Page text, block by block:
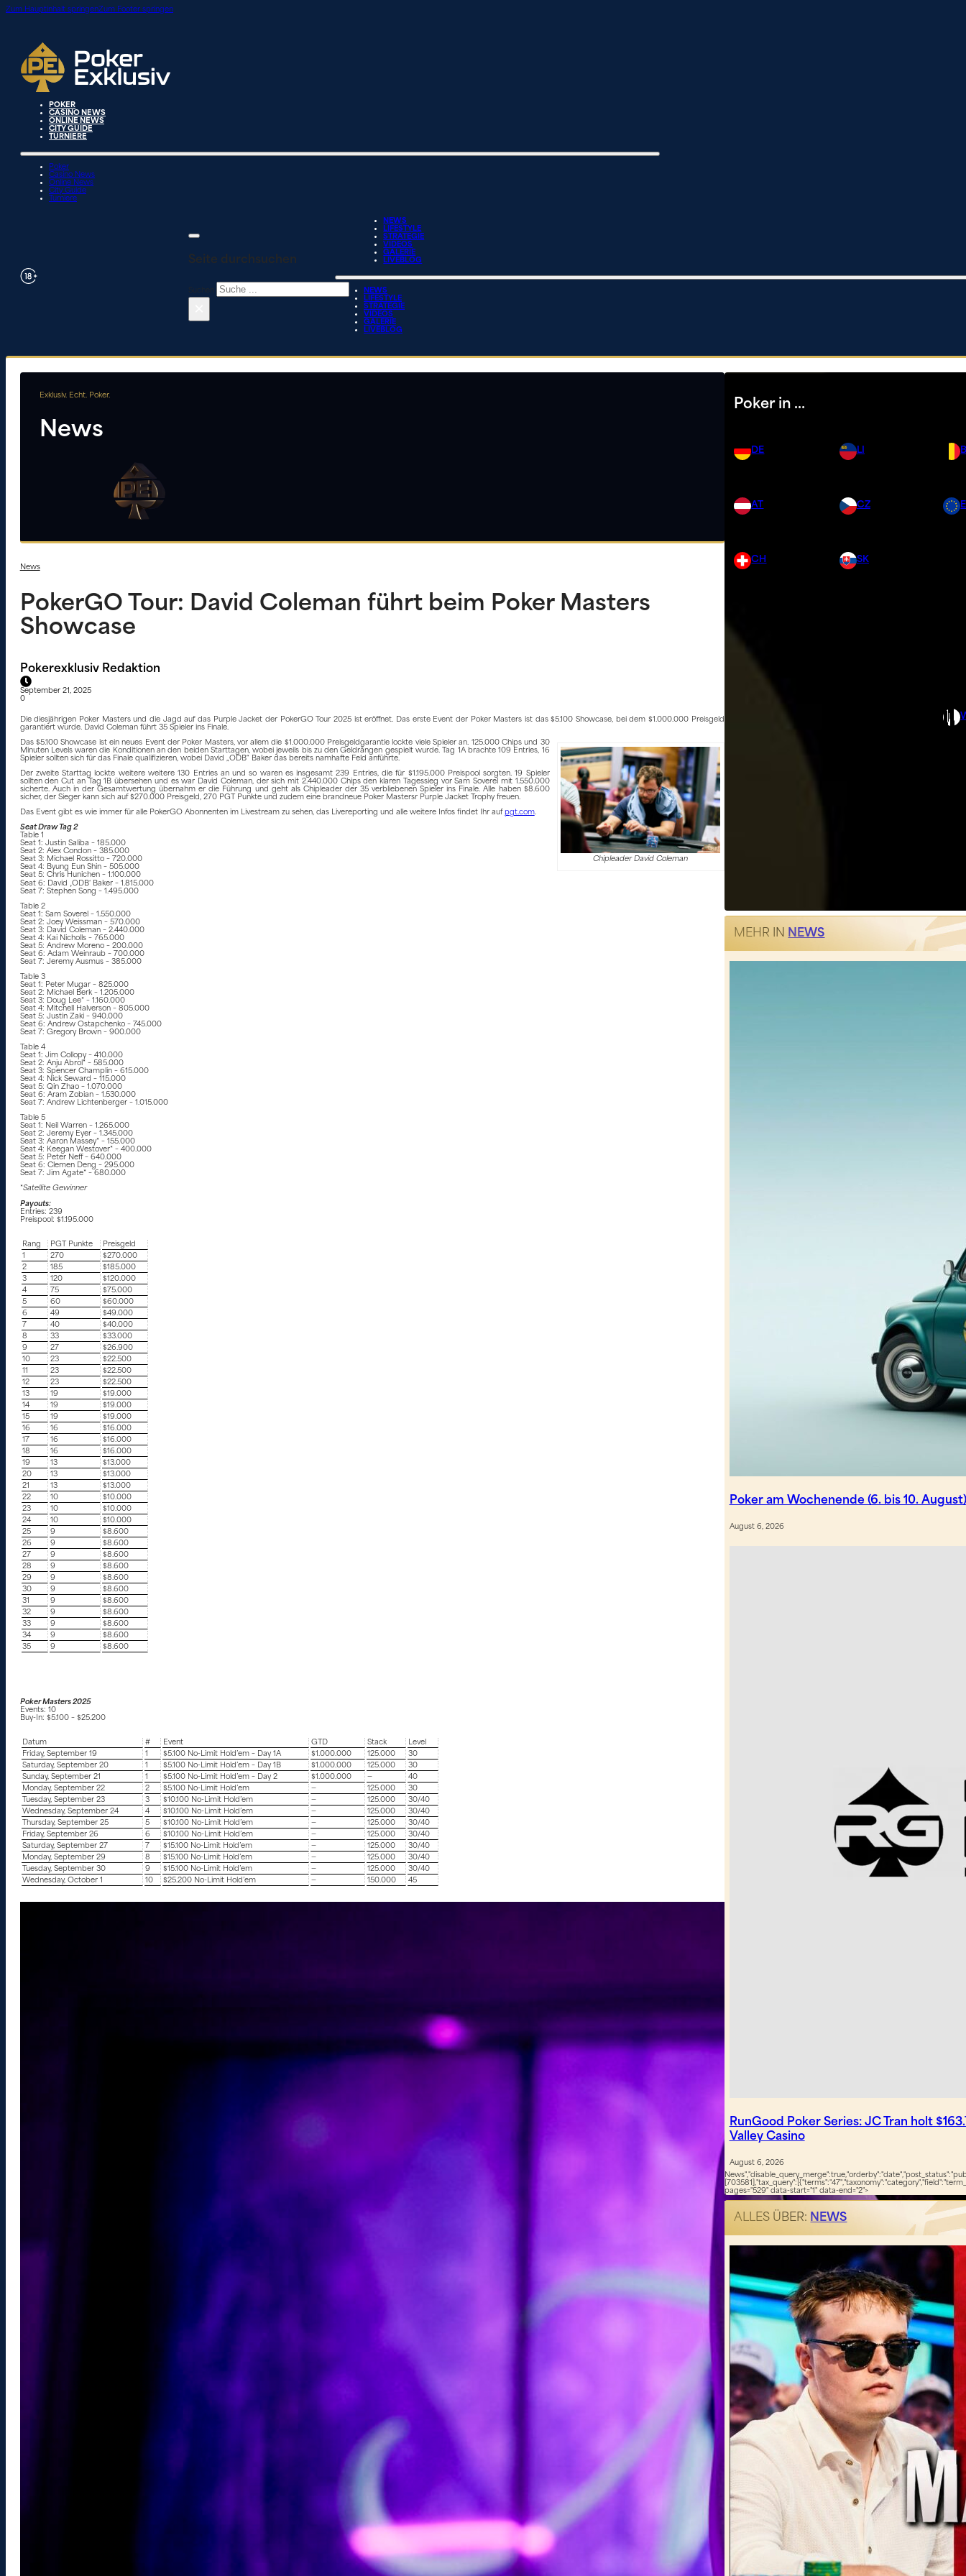
Zum Hauptinhalt springenZum Footer springen
POKER
CASINO NEWS
ONLINE NEWS
CITY GUIDE
TURNIERE
Poker
Casino News
Online News
City Guide
Turniere
Seite durchsuchen
NEWS
LIFESTYLE
STRATEGIE
VIDEOS
GALERIE
LIVEBLOG
NEWS
LIFESTYLE
STRATEGIE
VIDEOS
GALERIE
LIVEBLOG
Exklusiv. Echt. Poker.
News
News
PokerGO Tour: David Coleman führt beim Poker Masters
Showcase
Pokerexklusiv Redaktion
September 21, 2025
0
Die diesjährigen Poker Masters und die Jagd auf das Purple Jacket der PokerGO Tour 2025 ist eröffnet. Das erste Event der Poker Masters ist das $5.100 Showcase, bei dem $1.000.000 Preisgeld
garantiert wurde. David Coleman führt 35 Spieler ins Finale.
Chipleader David Coleman
Das $5.100 Showcase ist ein neues Event der Poker Masters, vor allem die $1.000.000 Preisgeldgarantie lockte viele Spieler an. 125.000 Chips und 30
Minuten Levels waren die Konditionen an den beiden Starttagen, wobei jeweils bis zu den Geldrängen gespielt wurde. Tag 1A brachte 109 Entries, 16
Spieler sollten sich für das Finale qualifizieren, wobei David „ODB“ Baker das bereits namhafte Feld anführte.
Der zweite Starttag lockte weitere weitere 130 Entries an und so waren es insgesamt 239 Entries, die für $1.195.000 Preispool sorgten. 19 Spieler
sollten den Cut an Tag 1B übersehen und es war David Coleman, der sich mit 2.440.000 Chips den klaren Tagessieg vor Sam Soverel mit 1.550.000
sicherte. Auch in der Gesamtwertung übernahm er die Führung und geht als Chipleader der 35 verbliebenen Spieler ins Finale. Alle haben $8.600
sicher, der Sieger kann sich auf $270.000 Preisgeld, 270 PGT Punkte und zudem eine brandneue Poker Mastersr Purple Jacket Trophy freuen.
Das Event gibt es wie immer für alle PokerGO Abonnenten im Livestream zu sehen, das Livereporting und alle weitere Infos findet Ihr aufpgt.com.
Seat Draw Tag 2
Table 1
Seat 1: Justin Saliba – 185.000
Seat 2: Alex Condon – 385.000
Seat 3: Michael Rossitto – 720.000
Seat 4: Byung Eun Shin – 505.000
Seat 5: Chris Hunichen – 1.100.000
Seat 6: David ‚ODB‘ Baker – 1.815.000
Seat 7: Stephen Song – 1.495.000
Table 2
Seat 1: Sam Soverel – 1.550.000
Seat 2: Joey Weissman – 570.000
Seat 3: David Coleman – 2.440.000
Seat 4: Kai Nicholls – 765.000
Seat 5: Andrew Moreno – 200.000
Seat 6: Adam Weinraub – 700.000
Seat 7: Jeremy Ausmus – 385.000
Table 3
Seat 1: Peter Mugar – 825.000
Seat 2: Michael Berk – 1.205.000
Seat 3: Doug Lee* – 1.160.000
Seat 4: Mitchell Halverson – 805.000
Seat 5: Justin Zaki – 940.000
Seat 6: Andrew Ostapchenko – 745.000
Seat 7: Gregory Brown – 900.000
Table 4
Seat 1: Jim Collopy – 410.000
Seat 2: Anju Abrol* – 585.000
Seat 3: Spencer Champlin – 615.000
Seat 4: Nick Seward – 115.000
Seat 5: Qin Zhao – 1.070.000
Seat 6: Aram Zobian – 1.530.000
Seat 7: Andrew Lichtenberger – 1.015.000
Table 5
Seat 1: Neil Warren – 1.265.000
Seat 2: Jeremy Eyer – 1.345.000
Seat 3: Aaron Massey* – 155.000
Seat 4: Keegan Westover* – 400.000
Seat 5: Peter Neff – 640.000
Seat 6: Clemen Deng – 295.000
Seat 7: Jim Agate* – 680.000
*Satellite Gewinner
Payouts:
Entries: 239
Preispool: $1.195.000
Rang PGT Punkte
Preisgeld
1
270
$270.000
2
185
$185.000
3
120
$120.000
4
75
$75.000
5
60
$60.000
6
49
$49.000
7
40
$40.000
8
33
$33.000
9
27
$26.900
10
23
$22.500
11
23
$22.500
12
23
$22.500
13
19
$19.000
14
19
$19.000
15
19
$19.000
16
16
$16.000
17
16
$16.000
18
16
$16.000
19
13
$13.000
20
13
$13.000
21
13
$13.000
22
10
$10.000
23
10
$10.000
24
10
$10.000
25
9
$8.600
26
9
$8.600
27
9
$8.600
28
9
$8.600
29
9
$8.600
30
9
$8.600
31
9
$8.600
32
9
$8.600
33
9
$8.600
34
9
$8.600
35
9 $8.600
Poker Masters 2025
Events: 10
Buy-In: $5.100 – $25.200
Datum # Event GTD Stack
Level
Friday, September 19
1 $5.100 No-Limit Hold’em – Day 1A $1.000.000 125.000
30
Saturday, September 20
1 $5.100 No-Limit Hold’em – Day 1B $1.000.000 125.000
30
Sunday, September 21
1 $5.100 No-Limit Hold’em – Day 2 $1.000.000 —
40
Monday, September 22
2 $5.100 No-Limit Hold’em — 125.000
30
Tuesday, September 23
3 $10.100 No-Limit Hold’em — 125.000
30/40
Wednesday, September 24
4 $10.100 No-Limit Hold’em — 125.000
30/40
Thursday, September 25
5 $10.100 No-Limit Hold’em — 125.000
30/40
Friday, September 26
6 $10.100 No-Limit Hold’em — 125.000
30/40
Saturday, September 27
7 $15.100 No-Limit Hold’em — 125.000
30/40
Monday, September 29
8 $15.100 No-Limit Hold’em — 125.000
30/40
Tuesday, September 30
9 $15.100 No-Limit Hold’em — 125.000
30/40
Wednesday, October 1
10 $25.200 No-Limit Hold’em — 150.000 45
Poker in …
DE
AT
CH
LI
CZ
SK
MEHR IN NEWS
Poker am Wochenende (6. bis 10.
August 6, 2026
RunGood Poker Series: JC Tran holt
Valley Casino
August 6, 2026
pages="529" data-start="1" data-end="2">
ALLES ÜBER: NEWS